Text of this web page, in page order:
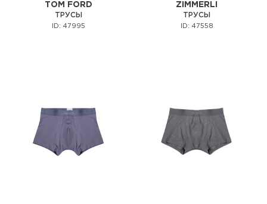
TOM FORD
ТРУСЫ
ID: 47995
ZIMMERLI
ТРУСЫ
ID: 47558